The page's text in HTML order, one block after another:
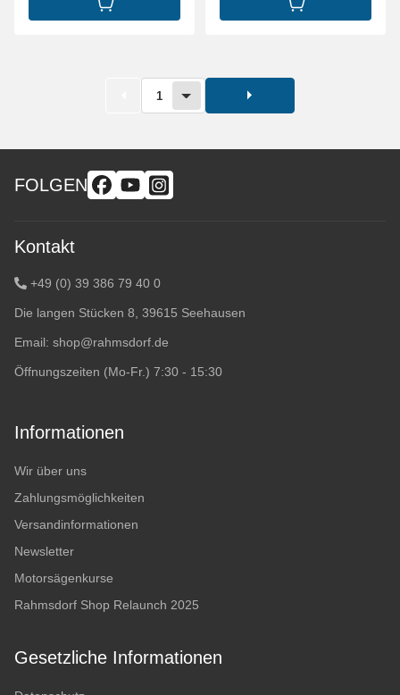
IN DEN WARENKORB IN DEN
1
FOLGEN
Kontakt
+49 (0) 39 386 79 40 0
Die langen Stücken 8, 39615 Seehausen
Email: shop@rahmsdorf.de
Öffnungszeiten (Mo-Fr.) 7:30 - 15:30
Informationen
Wir über uns
Zahlungsmöglichkeiten
Versandinformationen
Newsletter
Motorsägenkurse
Rahmsdorf Shop Relaunch 2025
Gesetzliche Informationen